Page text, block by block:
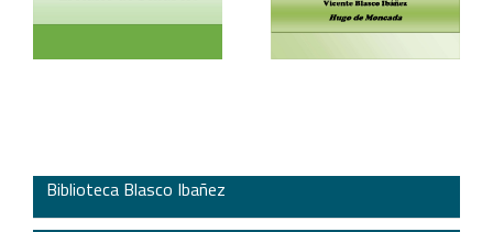
Biblioteca Blasco Ibañez